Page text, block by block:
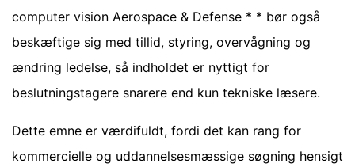
computer vision Aerospace & Defense * * bør også
beskæftige sig med tillid, styring, overvågning og
ændring ledelse, så indholdet er nyttigt for
beslutningstagere snarere end kun tekniske læsere.
Dette emne er værdifuldt, fordi det kan rang for
kommercielle og uddannelsesmæssige søgning hensigt